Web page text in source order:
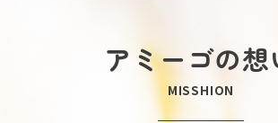
アミーゴの想
MISSHION